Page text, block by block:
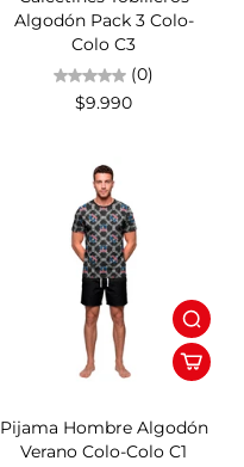
Algodón Pack 3 Colo-
Colo C3
(0)
$9.990
Pijama Hombre Algodón
Verano Colo-Colo C1